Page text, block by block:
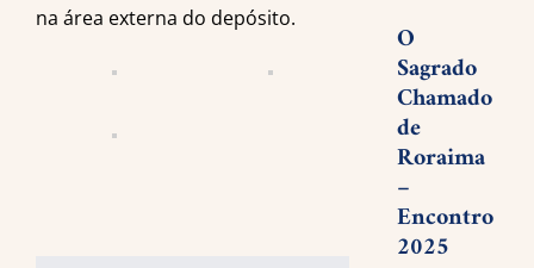
na área externa do depósito.
O
Sagrado
Chamado
de
Roraima
–
Encontro
2025